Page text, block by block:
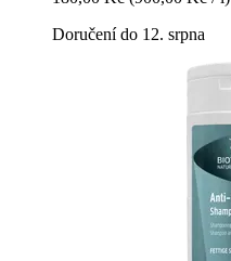
Doručení do 12. srpna